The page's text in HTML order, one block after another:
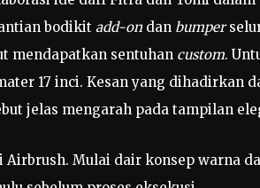
bodikit add-on dan bumper
mendapatkan sentuhan custom.
17 inci. Kesan yang dihadirkan
jelas mengarah pada tampilan
Mulai dair konsep warna